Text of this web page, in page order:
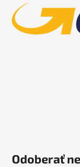
Odoberať